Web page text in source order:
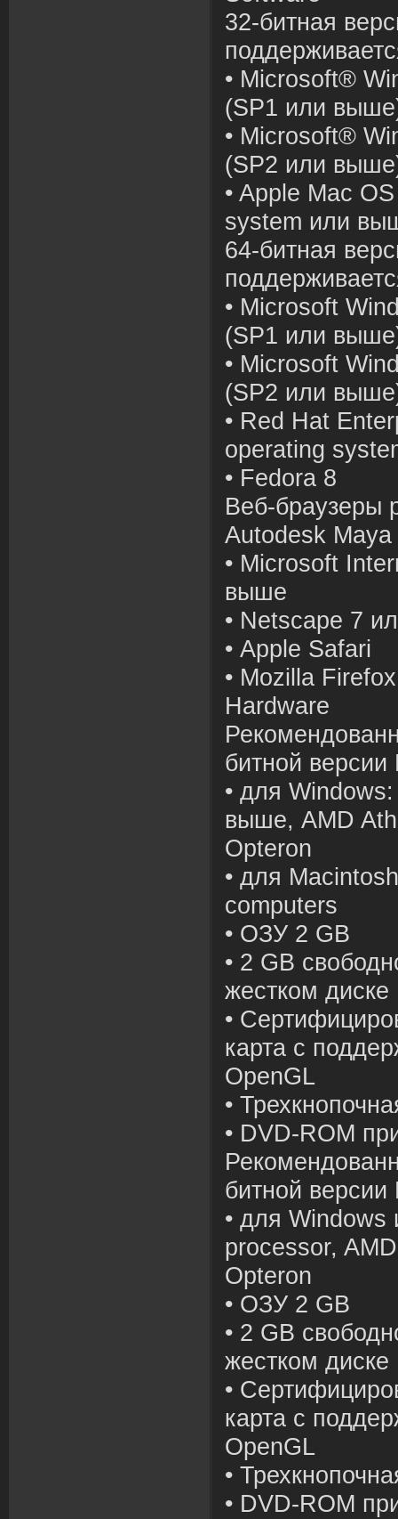
32-битная
• Microsoft®
(SP1 или
• Microsoft®
(SP2 или
• Apple Mac
system или
64-битная
• Microsoft
(SP1 или
• Microsoft
(SP2 или
• Red Hat
operating
• Fedora 8
Веб-браузеры
Autodesk
• Microsoft
выше
• Netscape 7
• Apple Safari
• Mozilla Firefox
Hardware
битной версии
• для
выше, AMD
Opteron
• для
computers
• ОЗУ 2 GB
• 2 GB
жестком диске
•
карта с
OpenGL
•
• DVD-ROM
битной версии
• для
processor,
Opteron
• ОЗУ 2 GB
• 2 GB
жестком диске
•
карта с
OpenGL
•
• DVD-ROM